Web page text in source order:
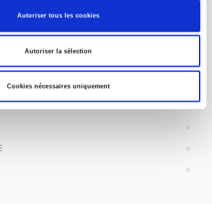
Autoriser tous les cookies
Autoriser la sélection
Cookies nécessaires uniquement
PRESS has a threefold role: to publish
debate.continue